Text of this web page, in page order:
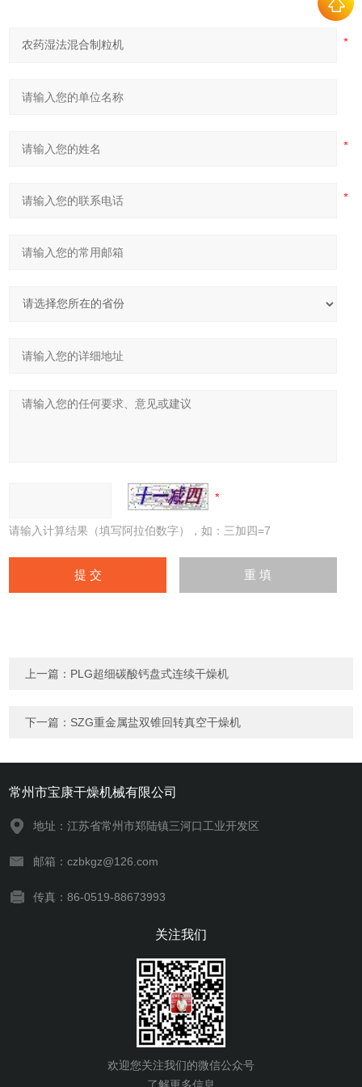
请输入计算结果（填写阿拉伯数字），如：三加四=7
上一篇： PLG超细碳酸钙盘式连续干燥机
下一篇： SZG重金属盐双锥回转真空干燥机
常州市宝康干燥机械有限公司
地址：江苏省常州市郑陆镇三河口工业开发区
邮箱：czbkgz@126.com
传真：86-0519-88673993
关注我们
欢迎您关注我们的微信公众号